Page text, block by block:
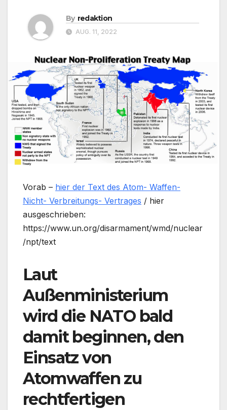
By redaktion
AUG. 11, 2022
Vorab – hier der Text des Atom- Waffen-
Nicht- Verbreitungs- Vertrages / hier
ausgeschrieben:
https://www.un.org/disarmament/wmd/nuclear
/npt/text
Laut
Außenministerium
wird die NATO bald
damit beginnen, den
Einsatz von
Atomwaffen zu
rechtfertigen